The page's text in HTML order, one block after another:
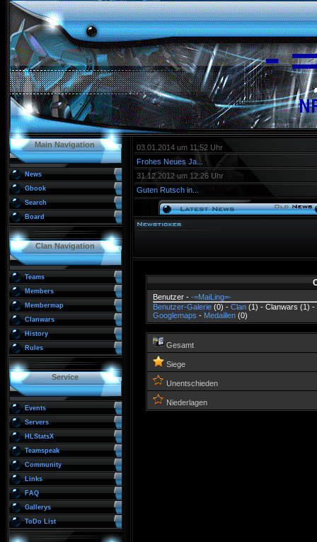
Main Navigation
News
Gbook
Search
Board
Clan Navigation
Teams
Members
Membermap
Clanwars
History
Rules
Service
Events
Servers
HLStatsX
Teamspeak
Community
Links
FAQ
Gallerys
ToDo List
03.01.2014 um 11:52 Uhr
Frohes Neues Ja...
31.12.2012 um 12:26 Uhr
Guten Rutsch in...
Benutzer - -=MaiLing=-
Benutzer-Galerie(0) - Clan(1) - Clanwars (1) -
Googlemaps - Medaillen(0)
Gesamt
Siege
Unentschieden
Niederlagen